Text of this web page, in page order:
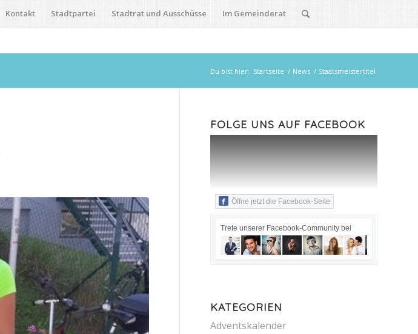
Kontakt Stadtpartei Stadtrat und Ausschüsse Im Gemeinderat
Du bist hier: Startseite / News / Staatsmeistertitel
FOLGE UNS AUF FACEBOOK
Öffne jetzt die Facebook-Seite
Trete unserer Facebook-Community bei
KATEGORIEN
Adventskalender